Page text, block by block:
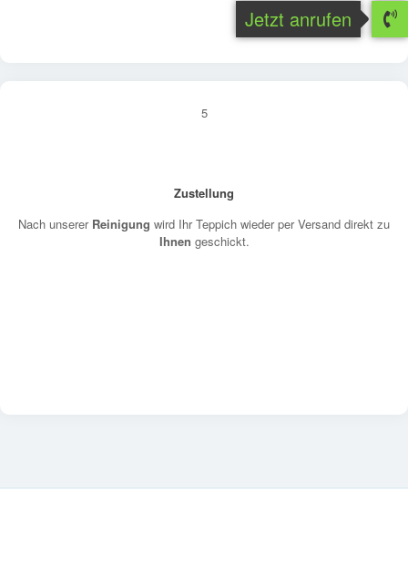
5
Zustellung
Nach unserer Reinigung wird Ihr Teppich wieder per Versand direkt zu
Ihnen geschickt.
Jetzt anrufen